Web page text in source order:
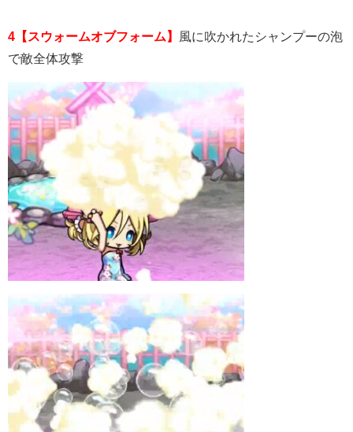
4【スウォームオブフォーム】
風に吹かれたシャンプーの泡
で敵全体攻撃